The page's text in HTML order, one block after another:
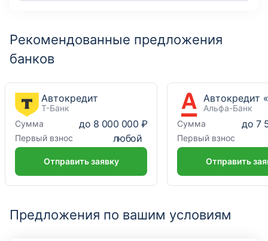
Рекомендованные предложения
банков
Автокредит
Т-Банк
Сумма
до 8 000 000 ₽
Первый взнос любой
Отправить заявку
Альфа-Банк
Сумма
до 7
Первый взнос
Отправить
Предложения по вашим условиям